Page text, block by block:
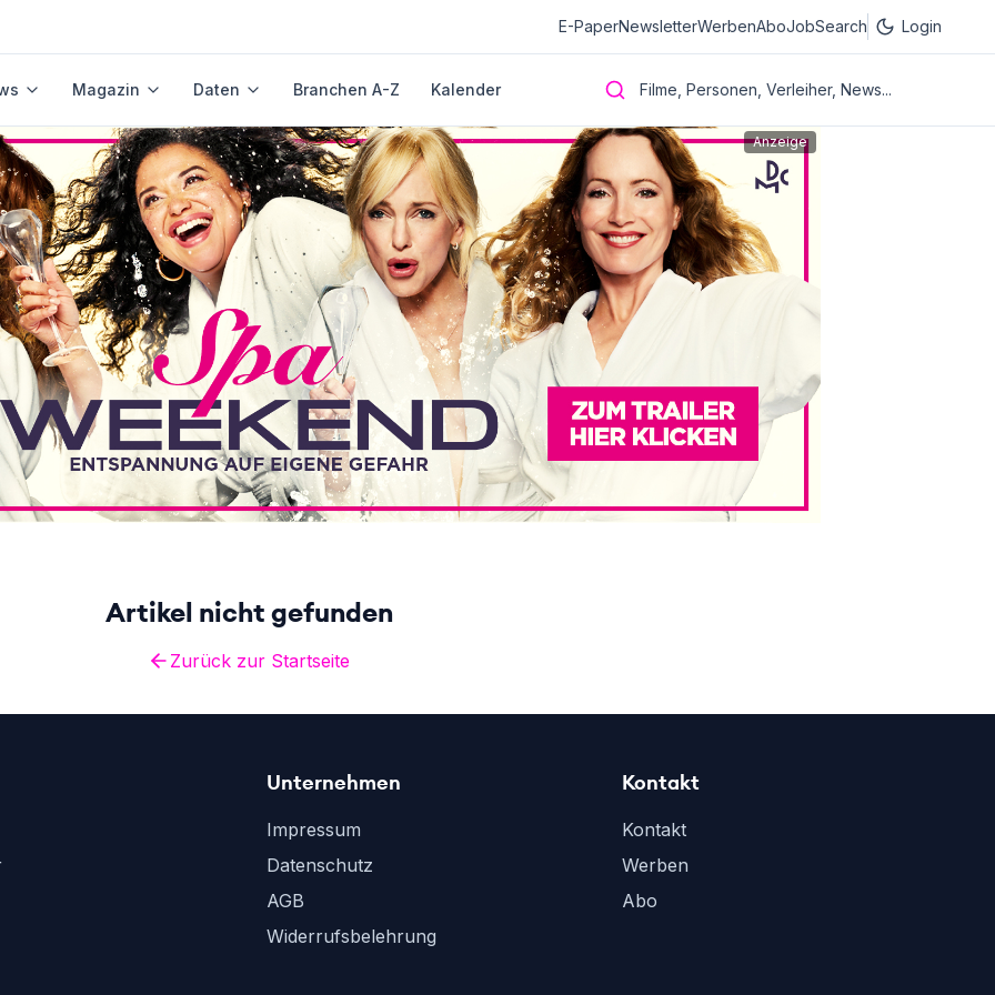
E-PaperNewsletterWerbenAboJobSearch Login
Magazin Daten Branchen A-Z Kalender Filme, Personen, Verleiher, News...
Anzeige
Artikel nicht gefunden
Zurück zur Startseite
Unternehmen
Impressum
Datenschutz
AGB
Widerrufsbelehrung
Kontakt
Kontakt
Werben
Abo